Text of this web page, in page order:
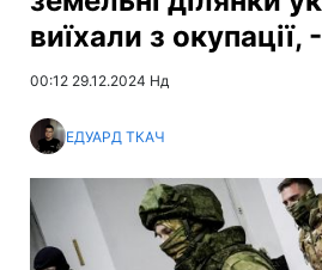
виїхали з
00:12 29.12.2024 Нд
ЕДУАРД ТКАЧ